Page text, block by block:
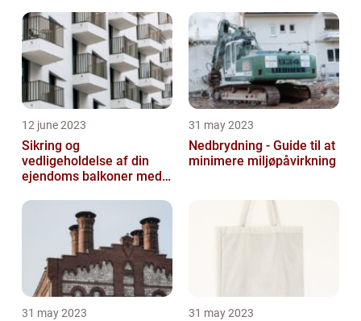
12 june 2023
Sikring og
vedligeholdelse af din
ejendoms balkoner med
31 may 2023
Nedbrydning - Guide til at
minimere miljøpåvirkning
31 may 2023 31 may 2023